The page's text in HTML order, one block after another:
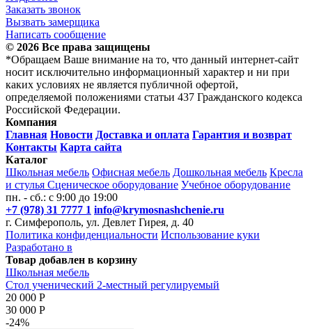
Заказать звонок
Вызвать замерщика
Написать сообщение
© 2026 Все права защищены
*Обращаем Ваше внимание на то, что данный интернет-сайт
носит исключительно информационный характер и ни при
каких условиях не является публичной офертой,
определяемой положениями статьи 437 Гражданского кодекса
Российской Федерации.
Компания
Главная Новости Доставка и оплата Гарантия и возврат
Контакты Карта сайта
Каталог
Школьная мебель Офисная мебель Дошкольная мебель Кресла
и стулья Сценическое оборудование Учебное оборудование
пн. - сб.: с 9:00 до 19:00
+7 (978) 31 7777 1 info@krymosnashchenie.ru
г. Симферополь, ул. Девлет Гирея, д. 40
Политика конфиденциальности Использование куки
Разработано в
Товар добавлен в корзину
Школьная мебель
Стол ученический 2-местный регулируемый
20 000 Р
30 000 Р
-24%